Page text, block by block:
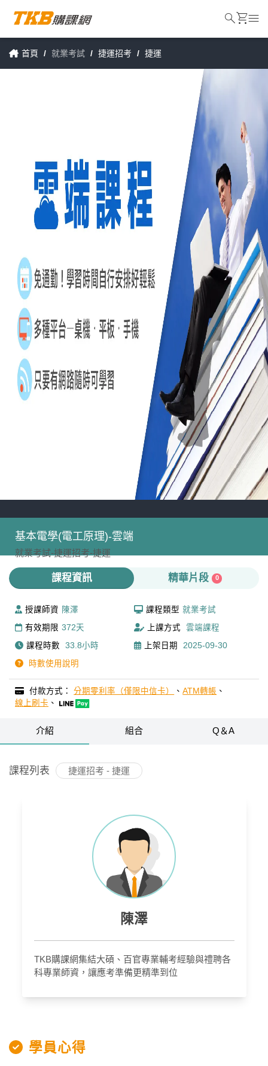
首頁 / 就業考試 / 捷運招考 / 捷運
基本電學(電工原理)-雲端
就業考試-捷運招考-捷運
課程資訊 精華片段 0
授課師資 陳澤 課程類型 就業考試
有效期限 372天 上課方式
雲端課程
課程時數
33.8小時 上架日期
2025-09-30
時數使用說明
付款方式：分期零利率（僅限中信卡） 、ATM轉帳 、
線上刷卡 、
介紹 組合 Q＆A
課程列表 捷運招考 - 捷運
學員心得
陳澤
TKB購課網集結大碩、百官專業輔考經驗與禮聘各
科專業師資，讓應考準備更精準到位
searchshopping_cartmenu